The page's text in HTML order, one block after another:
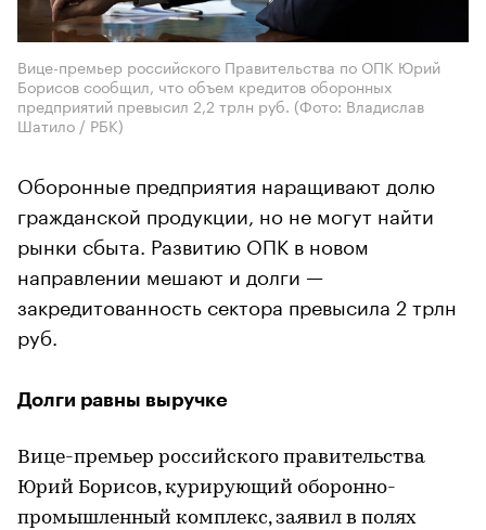
Вице-премьер российского Правительства по ОПК Юрий
Борисов сообщил, что объем кредитов оборонных
предприятий превысил 2,2 трлн руб. (Фото: Владислав
Шатило / РБК)
Оборонные предприятия наращивают долю
гражданской продукции, но не могут найти
рынки сбыта. Развитию ОПК в новом
направлении мешают и долги —
закредитованность сектора превысила 2 трлн
руб.
Долги равны выручке
Вице-премьер российского правительства
Юрий Борисов, курирующий оборонно-
промышленный комплекс, заявил в полях